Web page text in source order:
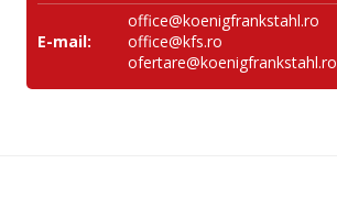
E-mail:
office@koenigfrankstahl.ro
office@kfs.ro
ofertare@koenigfrankstahl.ro